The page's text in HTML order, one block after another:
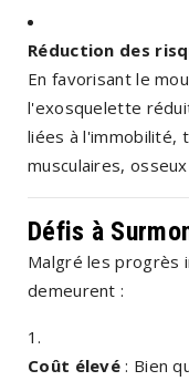
Réduction des
En favorisant le
l'exosquelette
liées à l'immobilité,
musculaires,
Défis à
Malgré les progrès
demeurent :
Coût élevé : Bien